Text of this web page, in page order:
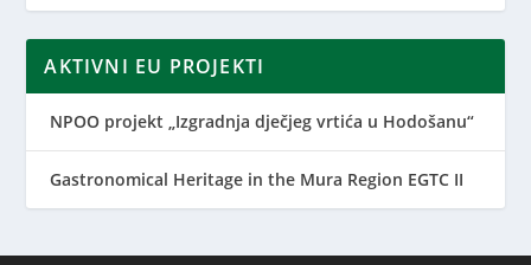
AKTIVNI EU PROJEKTI
NPOO projekt „Izgradnja dječjeg vrtića u Hodošanu“
Gastronomical Heritage in the Mura Region EGTC II